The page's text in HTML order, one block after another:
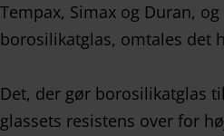
Tempax, Simax og Duran,
borosilikatglas, omtales det
Det, der gør borosilikatglas
glassets resistens over for